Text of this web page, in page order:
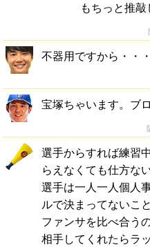
もちっと推
不器用ですから・・・
宝塚ちゃいます。ブ
選手からすれば練習
らえなくても仕方な
選手は一人一人個人
ルで決まってないこ
ファンサを比べ合う
相手してくれたらラ